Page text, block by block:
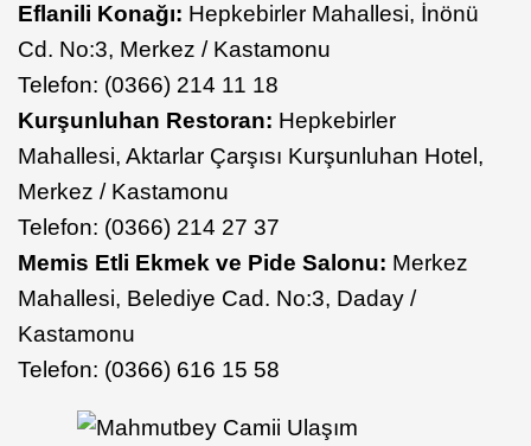
Eflanili Konağı: Hepkebirler Mahallesi, İnönü
Cd. No:3, Merkez / Kastamonu
Telefon: (0366) 214 11 18
Kurşunluhan Restoran: Hepkebirler
Mahallesi, Aktarlar Çarşısı Kurşunluhan Hotel,
Merkez / Kastamonu
Telefon: (0366) 214 27 37
Memis Etli Ekmek ve Pide Salonu: Merkez
Mahallesi, Belediye Cad. No:3, Daday /
Kastamonu
Telefon: (0366) 616 15 58